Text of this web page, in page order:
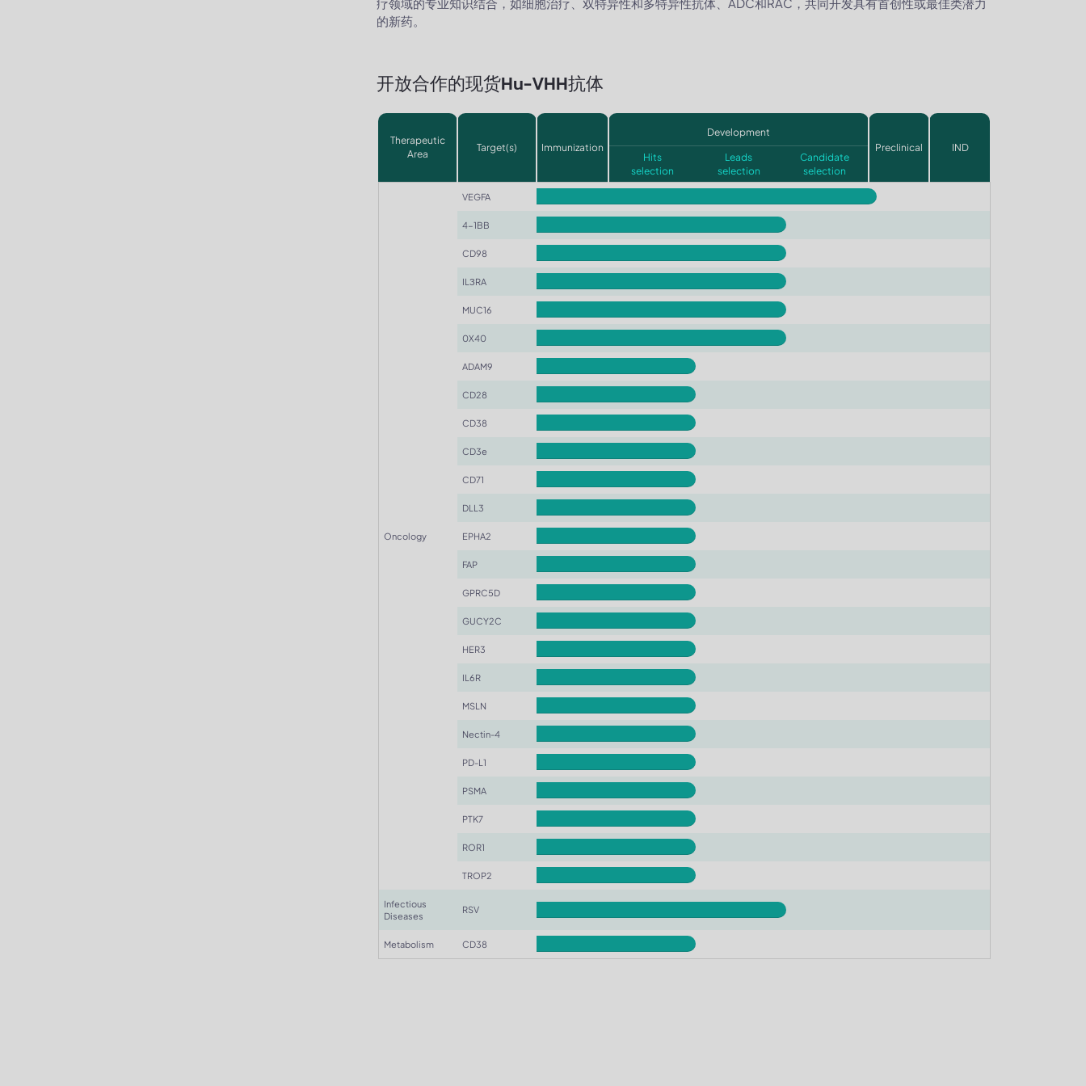
疗领域的专业知识结合，如细胞治疗、双特异性和多特异性抗体、ADC和RAC，共同开发具有首创性或最佳类潜力
的新药。
开放合作的现货Hu-VHH抗体
Therapeutic
Area
Target(s) Immunization
Development
Hits
selection
Leads
selection
Candidate
selection
Preclinical IND
Oncology
VEGFA
4-1BB
CD98
ILЗRA
MUC16
0X40
ADAM9
CD28
CD38
CD3e
CD71
DLL3
EPHA2
FAP
GPRC5D
GUCY2C
HER3
IL6R
MSLN
Nectin-4
PD-L1
PSMA
PTK7
ROR1
TROP2
Infectious
Diseases
RSV
Metabolism CD38